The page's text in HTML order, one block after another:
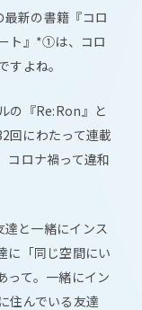
新の書籍『コロ
ト』*①は、コロ
よね。
の『Re:Ron』と
回にわたって連載
コロナ禍って違和
と一緒にインス
に「同じ空間にい
って。一緒にイン
住んでいる友達